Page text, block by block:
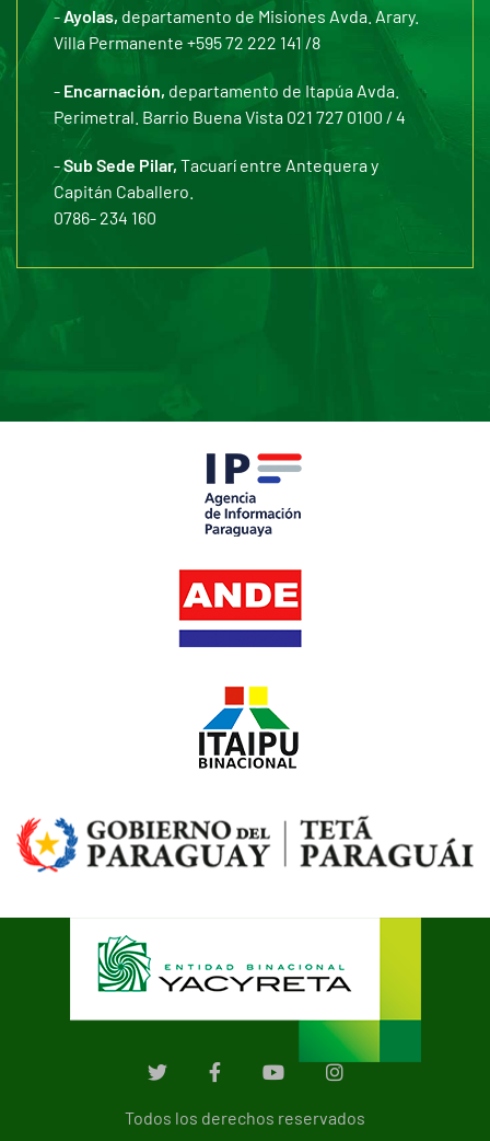
-Ayolas, departamento de Misiones Avda. Arary.
Villa Permanente +595 72 222 141 /8
- Encarnación, departamento de Itapúa Avda.
Perimetral. Barrio Buena Vista 021 727 0100 / 4
-Sub Sede Pilar, Tacuarí entre Antequera y
Capitán Caballero.
0786- 234 160
Todos los derechos reservados